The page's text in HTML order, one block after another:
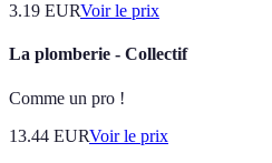
3.19 EURVoir le prix
La plomberie - Collectif
Comme un pro !
13.44 EURVoir le prix